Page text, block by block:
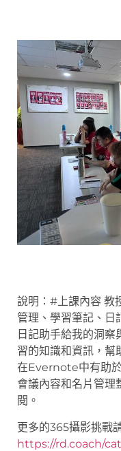
說明：#上課內容 教
管理、學習筆記、日
日記助手給我的洞
習的知識和資訊，幫
在Evernote中有助
會議內容和名片管
閱。
更多的365攝影挑戰
https://rd.coach/